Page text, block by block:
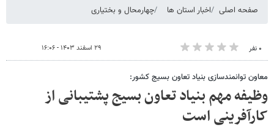
صفحه اصلی اخبار استان ها چهارمحال و بختیاری
۰ نفر ۲۹ اسفند ۱۴۰۳ - ۱۶:۰۶
معاون توانمندسازی بنیاد تعاون بسیج کشور:
وظیفه مهم بنیاد تعاون بسیج پشتیبانی از
کارآفرینی است